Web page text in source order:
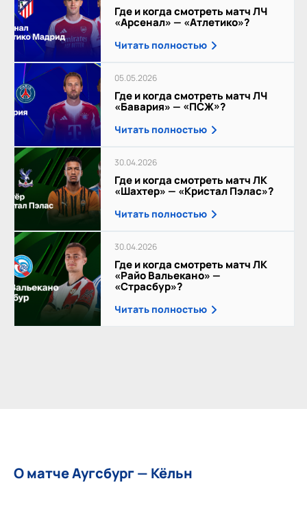
Где и когда смотреть матч ЛЧ
«Арсенал» — «Атлетико»?
Читать полностью
05.05.2026
Где и когда смотреть матч ЛЧ
«Бавария» — «ПСЖ»?
Читать полностью
30.04.2026
Где и когда смотреть матч ЛК
«Шахтер» — «Кристал Пэлас»?
Читать полностью
30.04.2026
Где и когда смотреть матч ЛК
«Райо Вальекано» —
«Страсбур»?
Читать полностью
О матче Аугсбург — Кёльн